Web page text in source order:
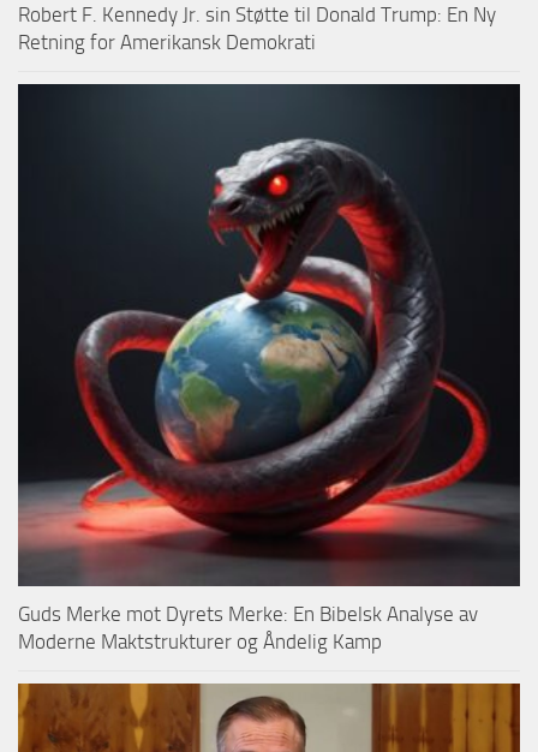
Robert F. Kennedy Jr. sin Støtte til Donald Trump: En Ny
Retning for Amerikansk Demokrati
Guds Merke mot Dyrets Merke: En Bibelsk Analyse av
Moderne Maktstrukturer og Åndelig Kamp